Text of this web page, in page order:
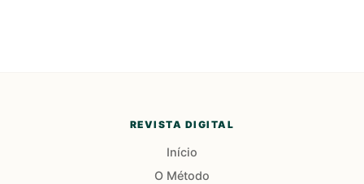
REVISTA DIGITAL
Início
O Método